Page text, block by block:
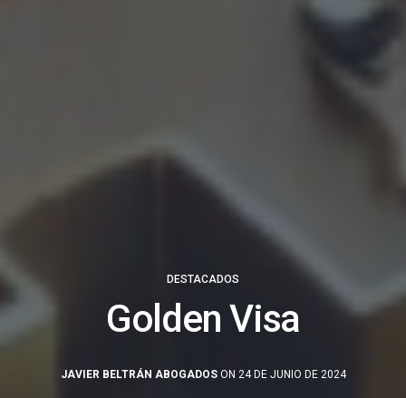
DESTACADOS
Golden Visa
JAVIER BELTRÁN ABOGADOSON 24 DE JUNIO DE 2024